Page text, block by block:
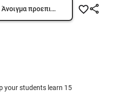
Άνοιγμα προεπισκόπησης
your students learn 15